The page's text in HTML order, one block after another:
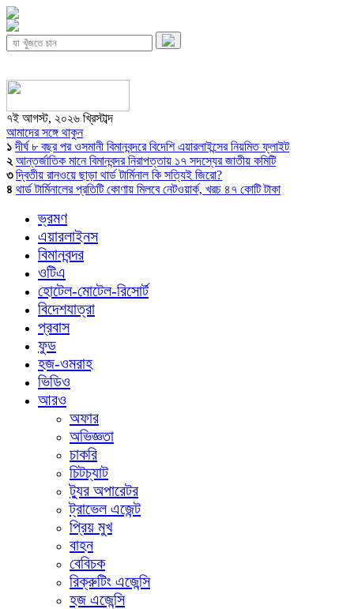
৭ই আগস্ট, ২০২৬ খ্রিস্টাব্দ
আমাদের সঙ্গে থাকুন
১ দীর্ঘ ৮ বছর পর ওসমানী বিমানবন্দরে বিদেশি এয়ারলাইন্সের নিয়মিত ফ্লাইট
২ আন্তর্জাতিক মানে বিমানবন্দর নিরাপত্তায় ১৭ সদস্যের জাতীয় কমিটি
৩ দ্বিতীয় রানওয়ে ছাড়া থার্ড টার্মিনাল কি সত্যিই জিরো?
৪ থার্ড টার্মিনালের প্রতিটি কোণায় মিলবে নেটওয়ার্ক, খরচ ৪৭ কোটি টাকা
ভ্রমণ
এয়ারলাইনস
বিমানবন্দর
ওটিএ
হোটেল-মোটেল-রিসোর্ট
বিদেশযাত্রা
প্রবাস
ফুড
হজ-ওমরাহ
ভিডিও
আরও
অফার
অভিজ্ঞতা
চাকরি
চিটচ্যাট
ট্যুর অপারেটর
ট্রাভেল এজেন্ট
প্রিয় মুখ
বাহন
বেবিচক
রিক্রুটিং এজেন্সি
হজ এজেন্সি